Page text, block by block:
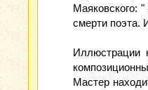
Маяковского:
смерти поэта.
Иллюстрации
Мастер